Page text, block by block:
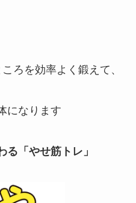
ろを効率よく鍛えて、
になります
る「やせ筋トレ」